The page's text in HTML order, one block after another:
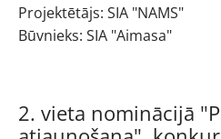
Projektētājs: SIA "NAMS"
Būvnieks: SIA "Aimasa"
2. vieta nominācijā